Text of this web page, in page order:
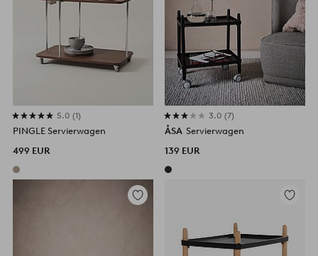
5.0 1
PINGLE Servierwagen
499 EUR
3.0 7
ÅSA Servierwagen
139 EUR
Zu
Zu